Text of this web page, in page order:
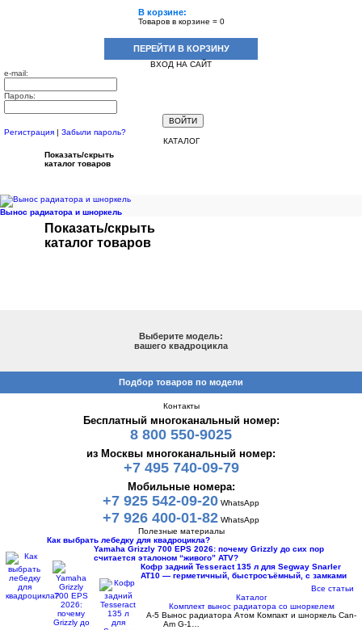
В корзине:
Товаров в корзине = 0
ПЕРЕЙТИ В КОРЗИНУ
ВХОД НА САЙТ
e-mail:
Пароль:
Регистрация
Забыли пароль?
КАТАЛОГ
Показать/скрыть
каталог товаров
Вынос радиатора и шноркель
Показать/скрыть
каталог товаров
Выберите модель:
вашего квадроцикла
Подбор товаров по модели
Контакты
Бесплатный многоканальный номер:
8 800 550-9025
из Москвы многоканальный номер:
+7 495 740-09-79
Мобильные номера:
+7 925 542-09-20 WhatsApp
+7 926 400-01-82 WhatsApp
Полезные материалы
Как выбрать лебедку для квадроцикла?
Yamaha Grizzly 700 EPS 2026: почему Grizzly до сих пор
считается эталоном “живого” ATV?
Кофр задний Tesseract 135 л для Segway Snarler
AT10 — герметичный, быстросъёмный, с замками
Все статьи
Каталог
Комплект вынос радиатора со шноркелем
A-5 Вынос радиатора Атом Компакт и шноркель Can-
Am G-1…